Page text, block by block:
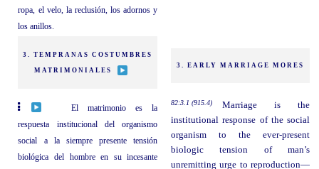
ropa, el velo, la reclusión, los adornos y
los anillos.
3. TEMPRANAS COSTUMBRES
MATRIMONIALES
3. EARLY MARRIAGE MORES
El matrimonio es la
respuesta institucional del organismo
social a la siempre presente tensión
biológica del hombre en su incesante
82:3.1 (915.4)
Marriage is the
institutional response of the social
organism to the ever-present
biologic tension of man’s
unremitting urge to reproduction—